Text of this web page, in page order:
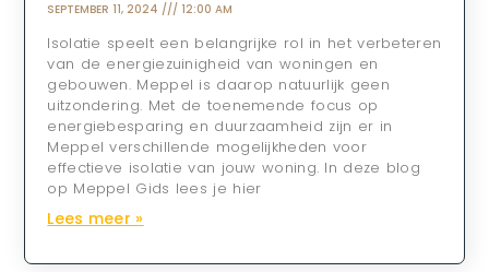
SEPTEMBER 11, 2024 12:00 AM
Isolatie speelt een belangrijke rol in het verbeteren
van de energiezuinigheid van woningen en
gebouwen. Meppel is daarop natuurlijk geen
uitzondering. Met de toenemende focus op
energiebesparing en duurzaamheid zijn er in
Meppel verschillende mogelijkheden voor
effectieve isolatie van jouw woning. In deze blog
op Meppel Gids lees je hier
Lees meer »